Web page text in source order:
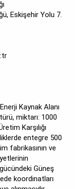
Eskişehir Yolu 7.
Kaynak Alanı
miktarı: 1000
Karşılığı
entegre 500
fabrikasının ve
Güneş
koordinatları